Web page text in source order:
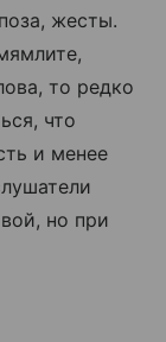
жесты.
то редко
что
и менее
но при